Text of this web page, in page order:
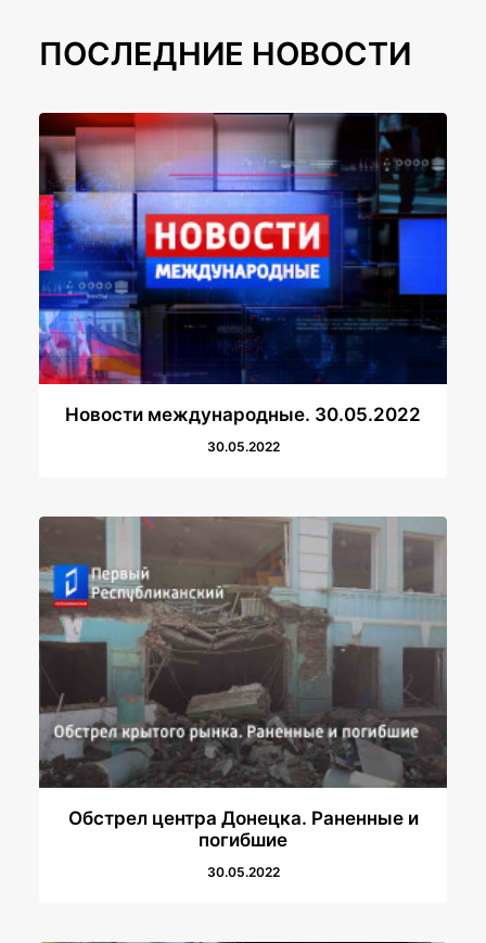
ПОСЛЕДНИЕ НОВОСТИ
Новости международные. 30.05.2022
30.05.2022
Обстрел центра Донецка. Раненные и
погибшие
30.05.2022